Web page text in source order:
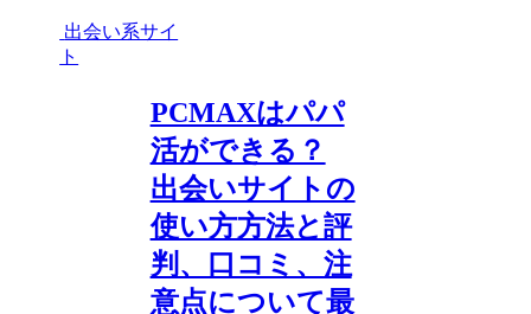
出会い系サイ
ト
PCMAXはパパ
活ができる？
出会いサイトの
使い方方法と評
判、口コミ、注
意点について最